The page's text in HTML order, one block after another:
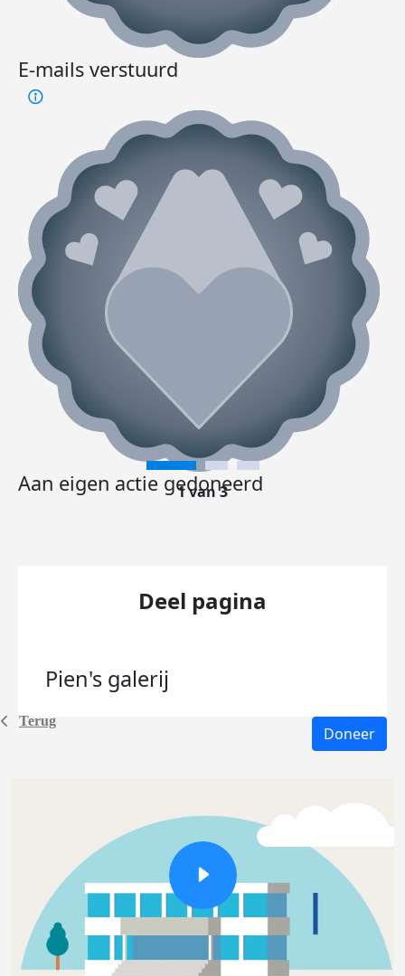
Terug
E-mails verstuurd
Aan eigen actie gedoneerd
1 van 3
Deel pagina
Pien's galerij
Doneer